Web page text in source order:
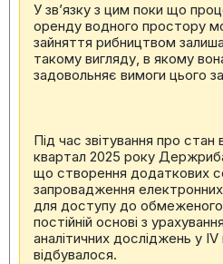
У зв’язку з цим поки що
оренду водного простору
зайняття рибництвом
такому вигляду, в якому
задовольняє вимоги цього
Під час звітування про стан
квартал 2025 року
що створення додаткових
запровадження
для доступу до обмеженого
постійній основі з
аналітичних досліджень у
відбувалося.